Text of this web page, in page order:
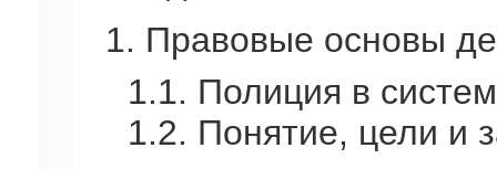
1. Правовые основы
1.1. Полиция в
1.2. Понятие, цели и